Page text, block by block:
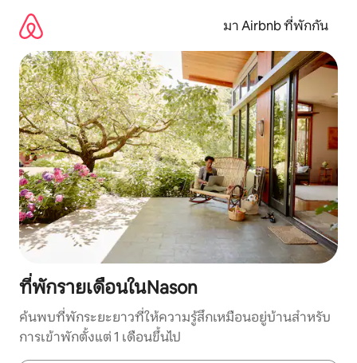
เนื้อหา
มา Airbnb ที่พักกัน
ที่พักรายเดือนในNason
ค้นพบที่พักระยะยาวที่ให้ความรู้สึกเหมือนอยู่บ้านสำหรับ
การเข้าพักตั้งแต่ 1 เดือนขึ้นไป